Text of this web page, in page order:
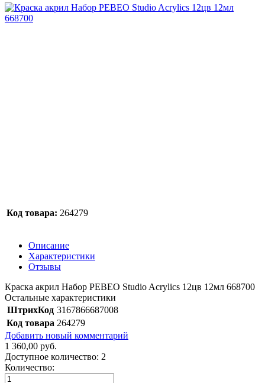
Код товара: 264279
Описание
Характеристики
Отзывы
Краска акрил Набор РЕВЕО Studio Acrylics 12цв 12мл 668700
Остальные характеристики
ШтрихКод 3167866687008
Код товара 264279
Добавить новый комментарий
1 360,00 руб.
Доступное количество: 2
Количество: